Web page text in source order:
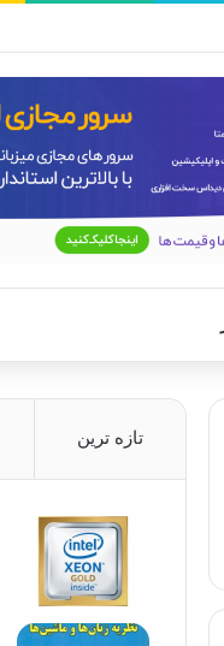
تازه ترین